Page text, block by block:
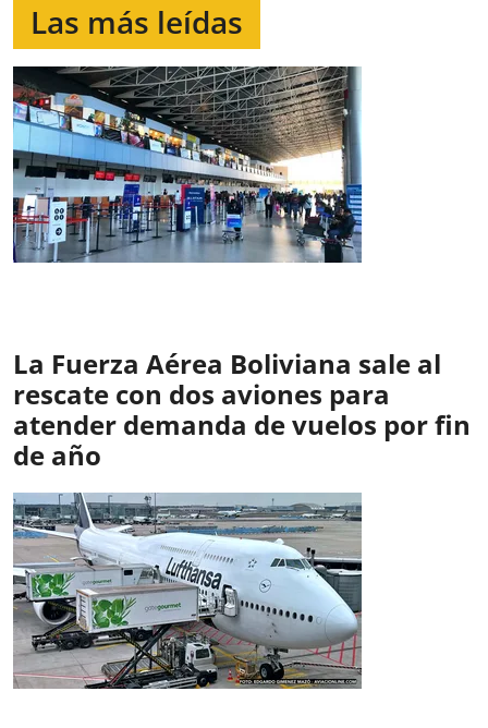
Las más leídas
La Fuerza Aérea Boliviana sale al
rescate con dos aviones para
atender demanda de vuelos por fin
de año